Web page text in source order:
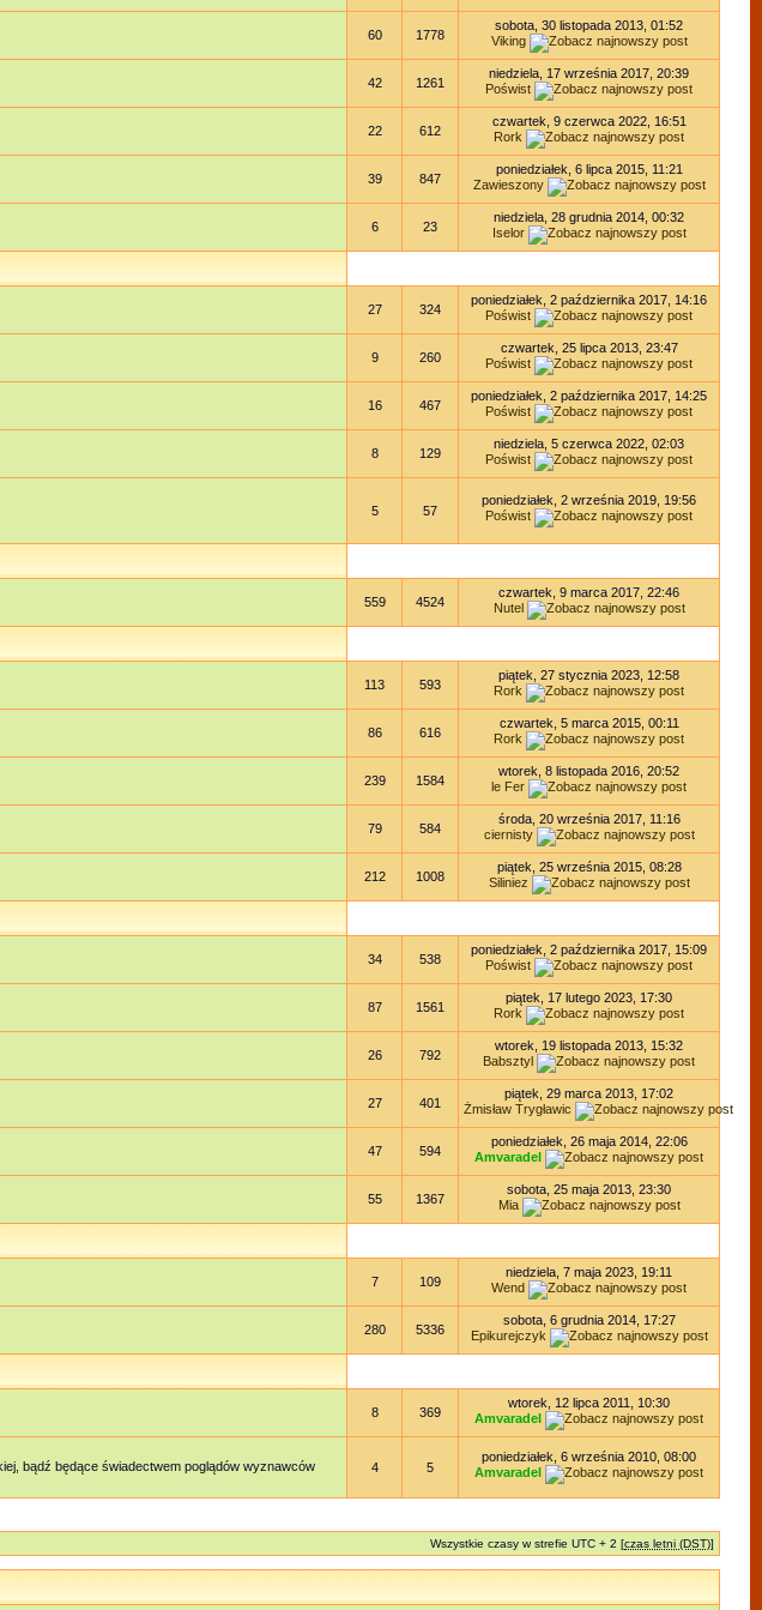
60 1778
sobota, 30 listopada 2013, 01:52
Viking
42 1261
niedziela, 17 września 2017, 20:39
Poświst
22 612
czwartek, 9 czerwca 2022, 16:51
Rork
39 847
poniedziałek, 6 lipca 2015, 11:21
Zawieszony
6 23
niedziela, 28 grudnia 2014, 00:32
Iselor
27 324
poniedziałek, 2 października 2017, 14:16
Poświst
9 260
czwartek, 25 lipca 2013, 23:47
Poświst
16 467
poniedziałek, 2 października 2017, 14:25
Poświst
8 129
niedziela, 5 czerwca 2022, 02:03
Poświst
5 57
poniedziałek, 2 września 2019, 19:56
Poświst
559 4524
czwartek, 9 marca 2017, 22:46
Nutel
113 593
piątek, 27 stycznia 2023, 12:58
Rork
86 616
czwartek, 5 marca 2015, 00:11
Rork
239 1584
wtorek, 8 listopada 2016, 20:52
le Fer
79 584
środa, 20 września 2017, 11:16
ciernisty
212 1008
piątek, 25 września 2015, 08:28
Siliniez
34 538
poniedziałek, 2 października 2017, 15:09
Poświst
87 1561
piątek, 17 lutego 2023, 17:30
Rork
26 792
wtorek, 19 listopada 2013, 15:32
Babsztyl
27 401
piątek, 29 marca 2013, 17:02
Żmisław Trygławic
47 594
poniedziałek, 26 maja 2014, 22:06
Amvaradel
55 1367
sobota, 25 maja 2013, 23:30
Mia
7 109
niedziela, 7 maja 2023, 19:11
Wend
280 5336
sobota, 6 grudnia 2014, 17:27
Epikurejczyk
8 369
wtorek, 12 lipca 2011, 10:30
Amvaradel
bądź będące świadectwem poglądów wyznawców
4 5
poniedziałek, 6 września 2010, 08:00
Amvaradel
Wszystkie czasy w strefie UTC + 2 [czas letni (DST)]